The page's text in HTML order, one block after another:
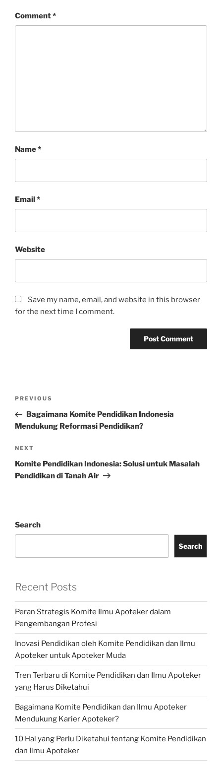
Comment*
Name*
Email*
Website
Save my name, email, and website in this browser
for the next time I comment.
Previous
Post
PREVIOUS
Bagaimana Komite Pendidikan Indonesia
Mendukung Reformasi Pendidikan?
Next
Post
NEXT
Komite Pendidikan Indonesia: Solusi untuk Masalah
Pendidikan di Tanah Air
Search
Search
Recent Posts
Peran Strategis Komite Ilmu Apoteker dalam
Pengembangan Profesi
Inovasi Pendidikan oleh Komite Pendidikan dan Ilmu
Apoteker untuk Apoteker Muda
Tren Terbaru di Komite Pendidikan dan Ilmu Apoteker
yang Harus Diketahui
Bagaimana Komite Pendidikan dan Ilmu Apoteker
Mendukung Karier Apoteker?
10 Hal yang Perlu Diketahui tentang Komite Pendidikan
dan Ilmu Apoteker